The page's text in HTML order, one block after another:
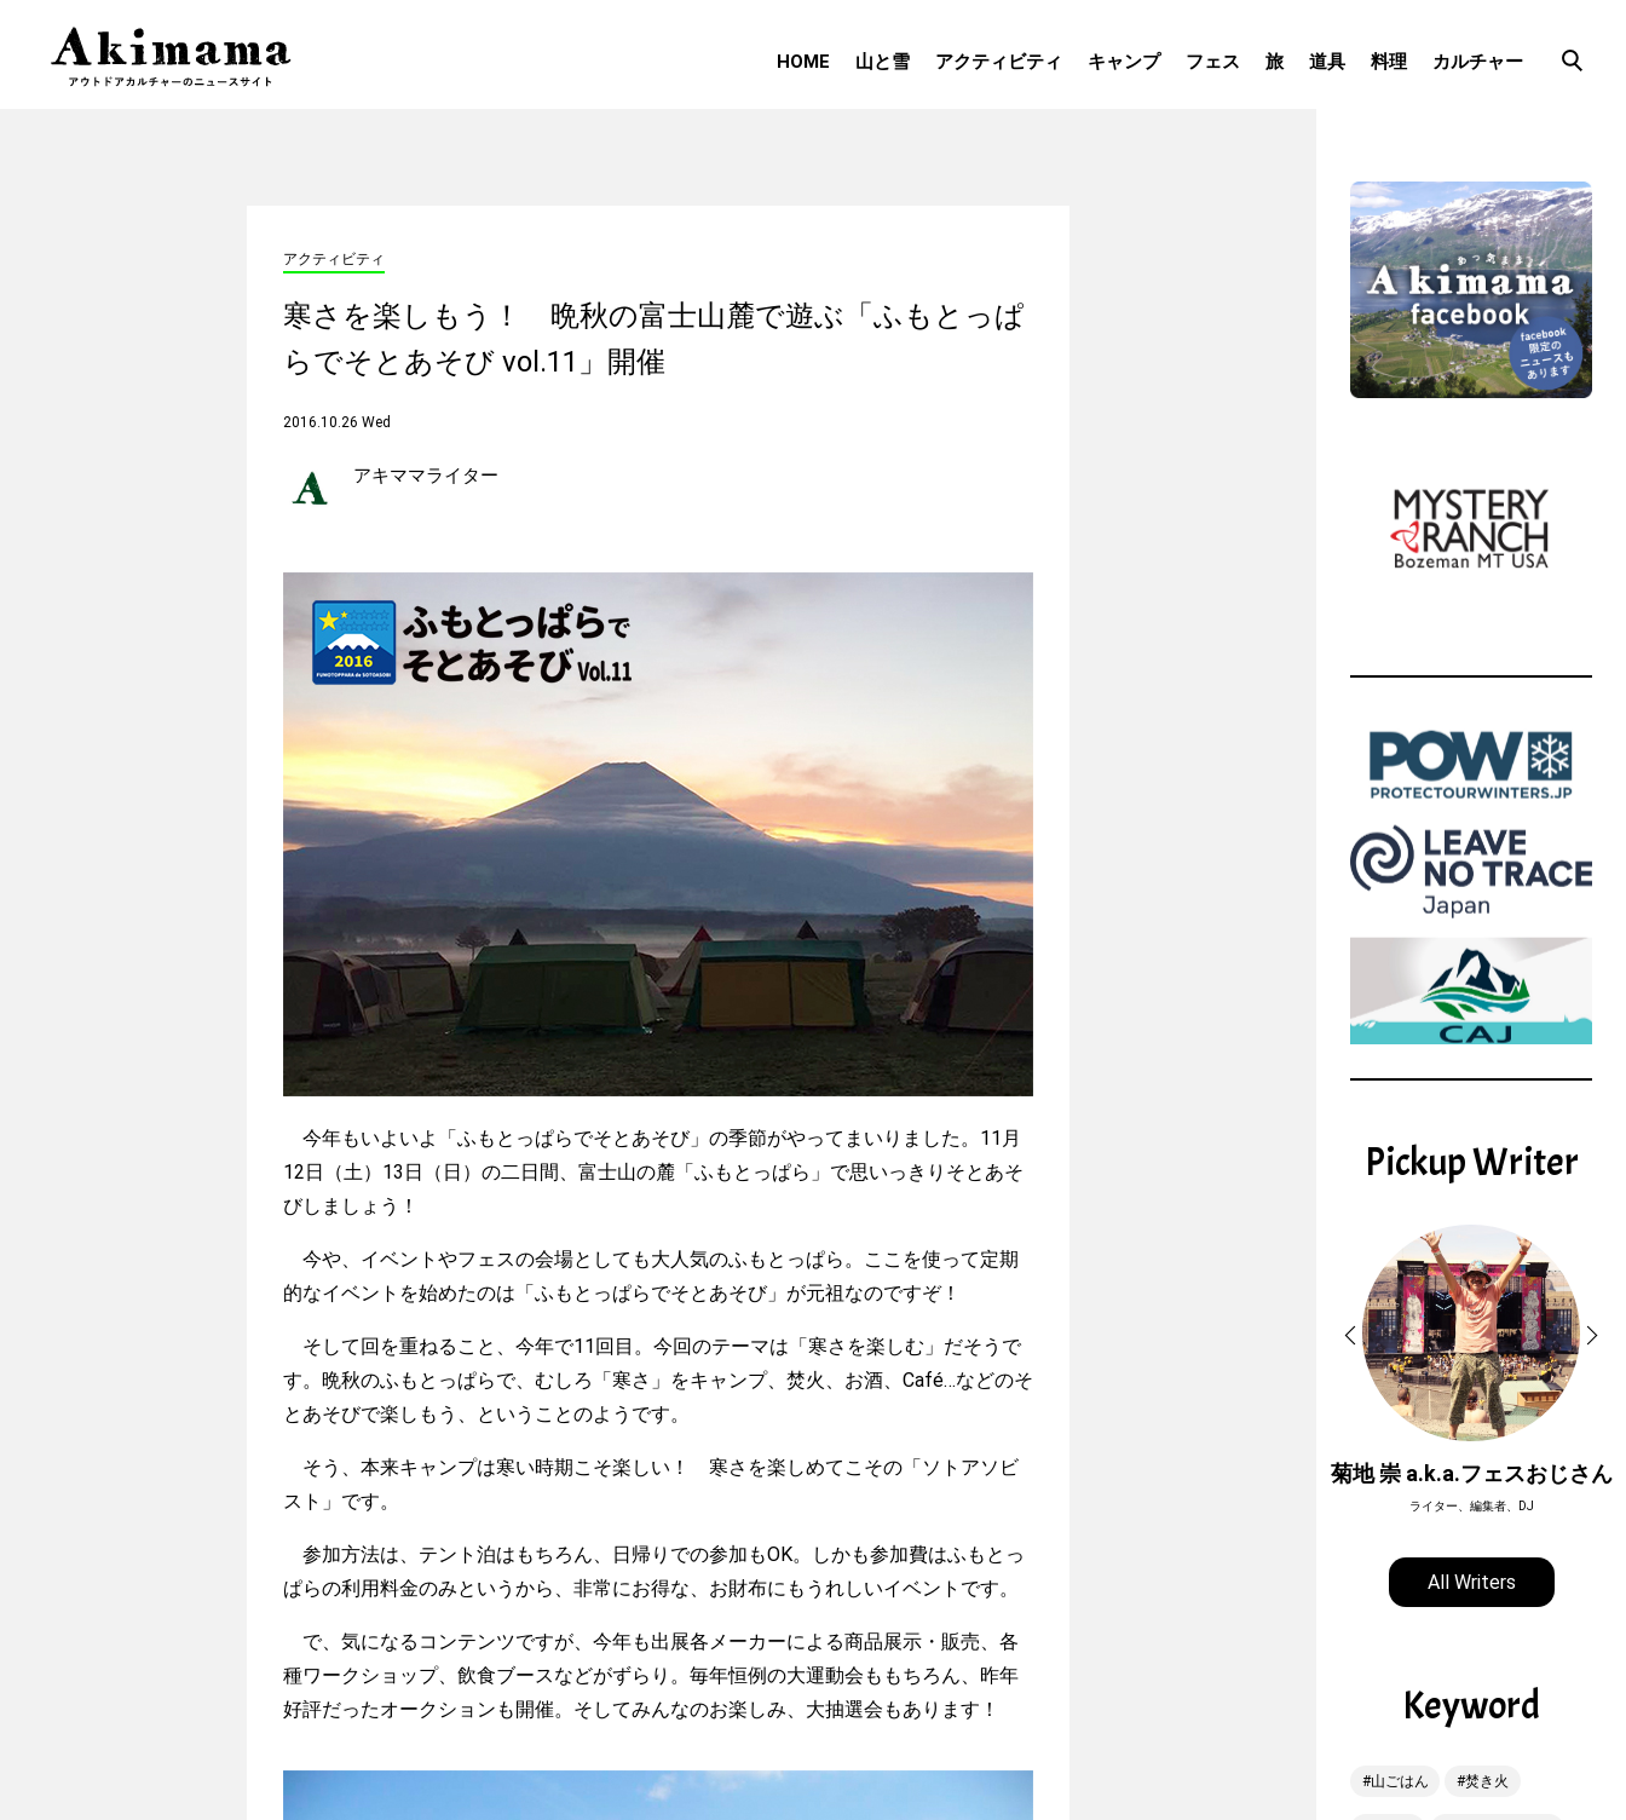
HOME 山と雪 アクティビティ キャンプ フェス 旅 道具 料理 カルチャー
アクティビティ
寒さを楽しもう！ 晩秋の富士山麓で遊ぶ「ふもとっぱ
らでそとあそび vol.11」開催
2016.10.26 Wed
アキママライター
今年もいよいよ「ふもとっぱらでそとあそび」の季節がやってまいりました。11月
12日（土）13日（日）の二日間、富士山の麓「ふもとっぱら」で思いっきりそとあそ
びしましょう！
今や、イベントやフェスの会場としても大人気のふもとっぱら。ここを使って定期
的なイベントを始めたのは「ふもとっぱらでそとあそび」が元祖なのですぞ！
そして回を重ねること、今年で11回目。今回のテーマは「寒さを楽しむ」だそうで
す。晩秋のふもとっぱらで、むしろ「寒さ」をキャンプ、焚火、お酒、Café…などのそ
とあそびで楽しもう、ということのようです。
そう、本来キャンプは寒い時期こそ楽しい！ 寒さを楽しめてこその「ソトアソビ
スト」です。
参加方法は、テント泊はもちろん、日帰りでの参加もOK。しかも参加費はふもとっ
ぱらの利用料金のみというから、非常にお得な、お財布にもうれしいイベントです。
で、気になるコンテンツですが、今年も出展各メーカーによる商品展示・販売、各
種ワークショップ、飲食ブースなどがずらり。毎年恒例の大運動会ももちろん、昨年
好評だったオークションも開催。そしてみんなのお楽しみ、大抽選会もあります！
Pickup Writer
渡辺信吾 菊地 崇 a.k.a.フェスおじさん
ライター、編集者、DJ
All Writers
Keyword
山ごはん 焚き火